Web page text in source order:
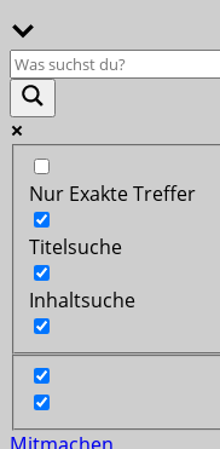
Nur Exakte Treffer
Titelsuche
Inhaltsuche